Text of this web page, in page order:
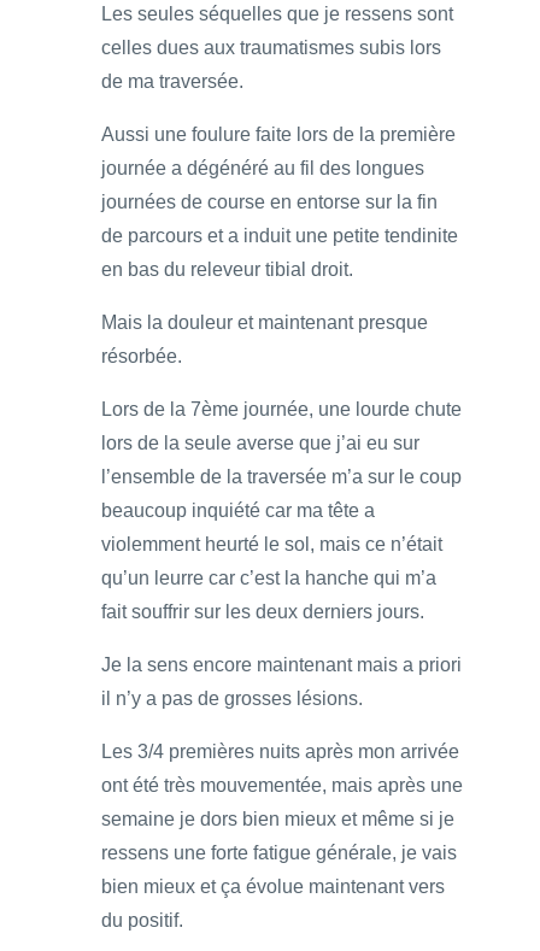
Les seules séquelles que je ressens sont
celles dues aux traumatismes subis lors
de ma traversée.
Aussi une foulure faite lors de la première
journée a dégénéré au fil des longues
journées de course en entorse sur la fin
de parcours et a induit une petite tendinite
en bas du releveur tibial droit.
Mais la douleur et maintenant presque
résorbée.
Lors de la 7ème journée, une lourde chute
lors de la seule averse que j’ai eu sur
l’ensemble de la traversée m’a sur le coup
beaucoup inquiété car ma tête a
violemment heurté le sol, mais ce n’était
qu’un leurre car c’est la hanche qui m’a
fait souffrir sur les deux derniers jours.
Je la sens encore maintenant mais a priori
il n’y a pas de grosses lésions.
Les 3/4 premières nuits après mon arrivée
ont été très mouvementée, mais après une
semaine je dors bien mieux et même si je
ressens une forte fatigue générale, je vais
bien mieux et ça évolue maintenant vers
du positif.